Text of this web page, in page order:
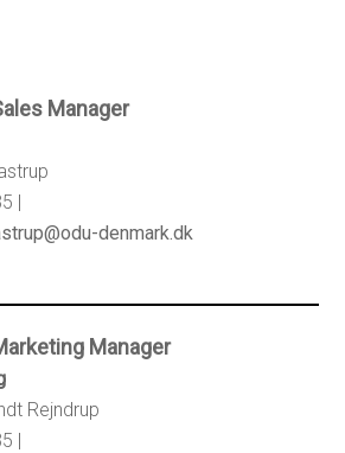
Manager
|
denmark.dk
Manager
Rejndrup
|